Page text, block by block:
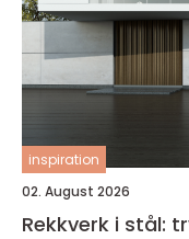
inspiration
02. August 2026
Rekkverk i stål: